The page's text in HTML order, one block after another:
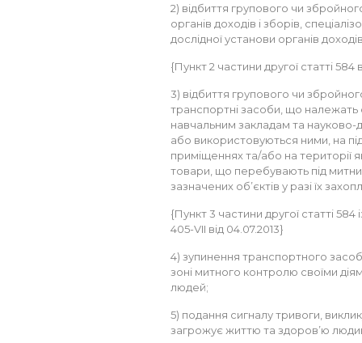
2) відбиття групового чи
органів доходів і зборів,
дослідної установи органів
{Пункт 2 частини другої статті
3) відбиття групового чи
транспортні засоби, що належать
навчальним закладам та науково-
або використовуються ними, на
приміщеннях та/або на території
товари, що перебувають під
зазначених об’єктів у разі їх
{Пункт 3 частини другої статті
405-VII від 04.07.2013}
4) зупинення транспортного
зоні митного контролю своїми
людей;
5) подання сигналу тривоги,
загрожує життю та здоров’ю